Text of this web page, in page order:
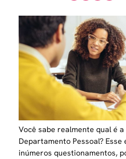
Você sabe realmente qual é
Departamento Pessoal? Esse
inúmeros questionamentos,